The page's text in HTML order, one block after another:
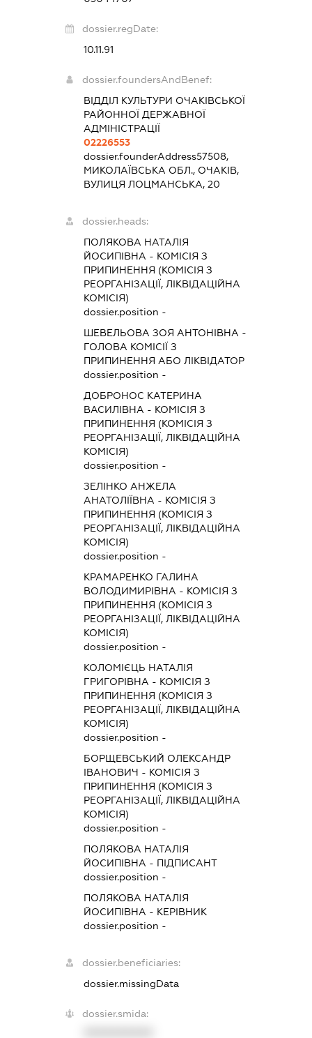
dossier.regDate:
10.11.91
dossier.foundersAndBenef:
ВІДДІЛ КУЛЬТУРИ ОЧАКІВСЬКОЇ
РАЙОННОЇ ДЕРЖАВНОЇ
АДМІНІСТРАЦІЇ
02226553
dossier.founderAddress57508,
МИКОЛАЇВСЬКА ОБЛ., ОЧАКІВ,
ВУЛИЦЯ ЛОЦМАНСЬКА, 20
dossier.heads:
ПОЛЯКОВА НАТАЛІЯ
ЙОСИПІВНА - КОМІСІЯ З
ПРИПИНЕННЯ (КОМІСІЯ З
РЕОРГАНІЗАЦІЇ, ЛІКВІДАЦІЙНА
КОМІСІЯ)
dossier.position -
ШЕВЕЛЬОВА ЗОЯ АНТОНІВНА -
ГОЛОВА КОМІСІЇ З
ПРИПИНЕННЯ АБО ЛІКВІДАТОР
dossier.position -
ДОБРОНОС КАТЕРИНА
ВАСИЛІВНА - КОМІСІЯ З
ПРИПИНЕННЯ (КОМІСІЯ З
РЕОРГАНІЗАЦІЇ, ЛІКВІДАЦІЙНА
КОМІСІЯ)
dossier.position -
ЗЕЛІНКО АНЖЕЛА
АНАТОЛІЇВНА - КОМІСІЯ З
ПРИПИНЕННЯ (КОМІСІЯ З
РЕОРГАНІЗАЦІЇ, ЛІКВІДАЦІЙНА
КОМІСІЯ)
dossier.position -
КРАМАРЕНКО ГАЛИНА
ВОЛОДИМИРІВНА - КОМІСІЯ З
ПРИПИНЕННЯ (КОМІСІЯ З
РЕОРГАНІЗАЦІЇ, ЛІКВІДАЦІЙНА
КОМІСІЯ)
dossier.position -
КОЛОМІЄЦЬ НАТАЛІЯ
ГРИГОРІВНА - КОМІСІЯ З
ПРИПИНЕННЯ (КОМІСІЯ З
РЕОРГАНІЗАЦІЇ, ЛІКВІДАЦІЙНА
КОМІСІЯ)
dossier.position -
БОРЩЕВСЬКИЙ ОЛЕКСАНДР
ІВАНОВИЧ - КОМІСІЯ З
ПРИПИНЕННЯ (КОМІСІЯ З
РЕОРГАНІЗАЦІЇ, ЛІКВІДАЦІЙНА
КОМІСІЯ)
dossier.position -
ПОЛЯКОВА НАТАЛІЯ
ЙОСИПІВНА - ПІДПИСАНТ
dossier.position -
ПОЛЯКОВА НАТАЛІЯ
ЙОСИПІВНА - КЕРІВНИК
dossier.position -
dossier.beneficiaries:
dossier.missingData
dossier.smida: